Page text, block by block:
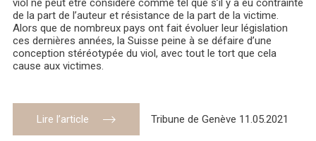
viol ne peut être considéré comme tel que s’il y a eu contrainte
de la part de l’auteur et résistance de la part de la victime.
Alors que de nombreux pays ont fait évoluer leur législation
ces dernières années, la Suisse peine à se défaire d’une
conception stéréotypée du viol, avec tout le tort que cela
cause aux victimes.
Lire l’article Tribune de Genève 11.05.2021